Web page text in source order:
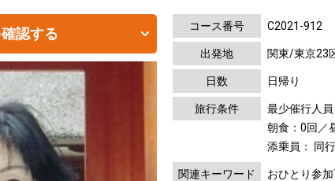
認する コース番号 C2021-912
出発地 関東/東京23
日数 日帰り
旅行条件
最少催行人
朝食：0回／
添乗員： 同
関連キーワード おひとり参